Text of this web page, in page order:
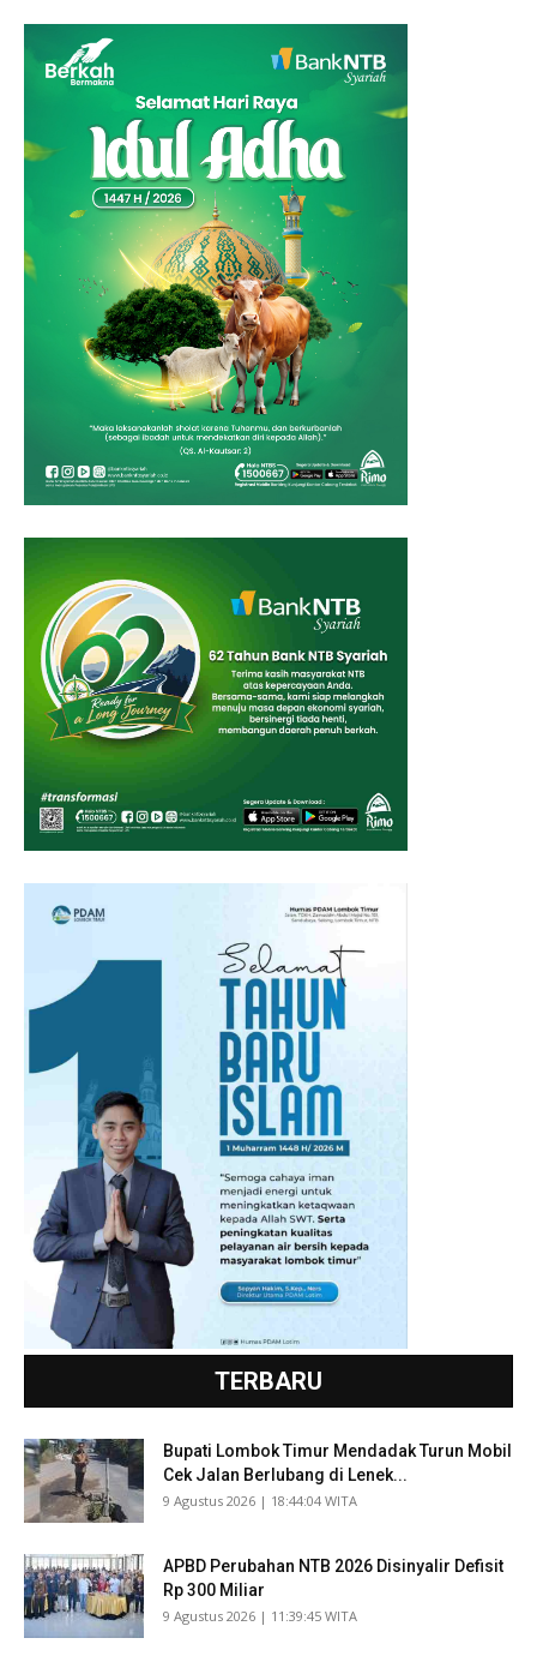
TERBARU
Bupati Lombok Timur Mendadak Turun Mobil
Cek Jalan Berlubang di Lenek...
​9 Agustus 2026 | 18:44:04 WITA
APBD Perubahan NTB 2026 Disinyalir Defisit
Rp 300 Miliar
​9 Agustus 2026 | 11:39:45 WITA